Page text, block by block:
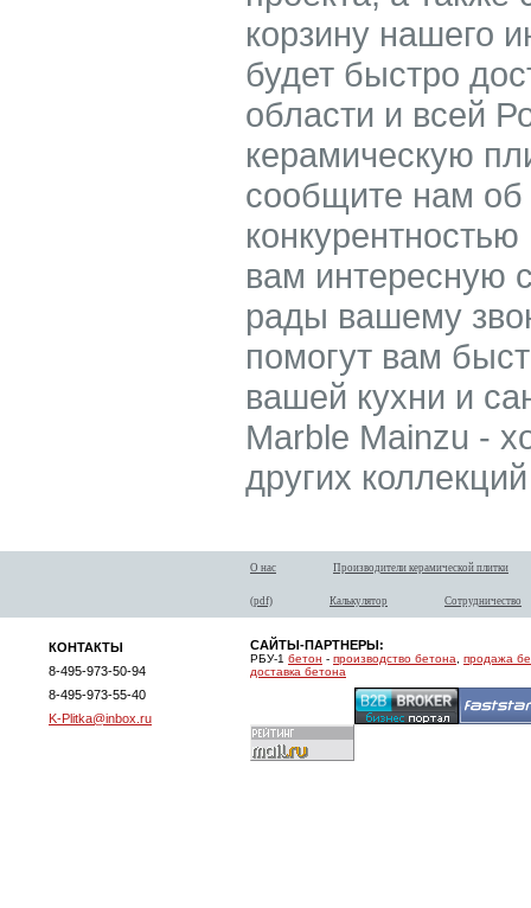
корзину нашего
будет быстро
области и всей
керамическую
сообщите нам
вам интересную
рады вашему
помогут вам
вашей кухни и
Marble Mainzu -
других
О нас Производители керамической плитки
(pdf) Калькулятор Сотрудничество
КОНТАКТЫ
8-495-973-50-94
8-495-973-55-40
K-Plitka@inbox.ru
САЙТЫ-ПАРТНЕРЫ:
РБУ-1 бетон - производство бетона
продажа
доставка бетона